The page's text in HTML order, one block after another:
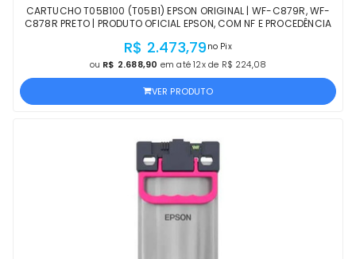
CARTUCHO T05B100 (T05B1) EPSON ORIGINAL | WF-C879R, WF-
C878R PRETO | PRODUTO OFICIAL EPSON, COM NF E PROCEDÊNCIA
R$ 2.473,79 no Pix
ou R$ 2.688,90 em até 12x de R$ 224,08
VER PRODUTO